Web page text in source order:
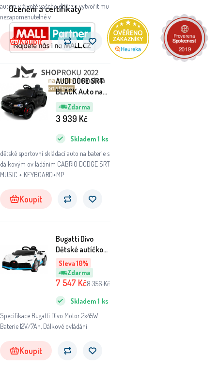
autem v životě vašeho dítěte a vytvořit mu
nezapomenutelné v
Koupit
Zdarma
AUDI DOGE SRT
BLACK Auto na
baterie EVA
Kožené dálkové
ovládání
dětské sportovní skládací auto na baterie s
dálkovým ov ládáním CABRIO DODGE SRT
MUSIC + KEYBOARD+MP
Skladem 1 ks
3 939 Kč
Koupit
Sleva 10%
Zdarma
Bugatti Divo
Dětské autíčko
na baterie bílé +
dálkové ovládání
+ EVA + pomalý
Specifikace Bugatti Divo Motor 2x45W
Baterie 12V/7Ah, Dálkové ovládání
Skladem 1 ks
7 547 Kč8 356Kč
Koupit
Ocenění a certifikáty